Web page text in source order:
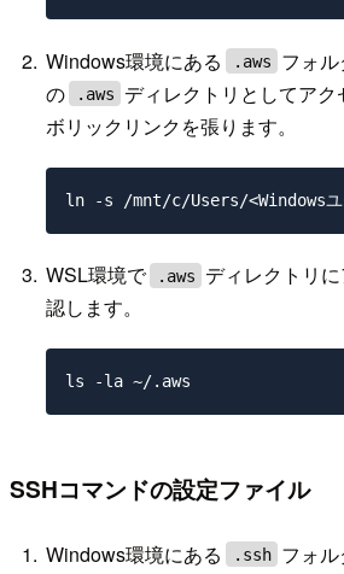
Windows環境にある .aws
フォ
の
.aws
ディレクトリとしてア
ボリックリンクを張ります。
WSL環境で .aws
ディレクトリ
認します。
SSHコマンドの設定ファイル
Windows環境にある .ssh フォ